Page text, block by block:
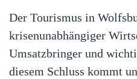
Der Tourismus in
krisenunabhängiger
Umsatzbringer und
diesem Schluss kommt